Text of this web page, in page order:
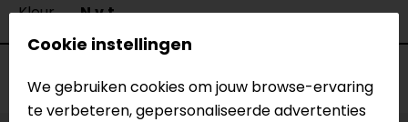
Kleur
N.v.t.
Voorraad
Cookie instellingen
We gebruiken cookies om jouw browse-ervaring
te verbeteren, gepersonaliseerde advertenties